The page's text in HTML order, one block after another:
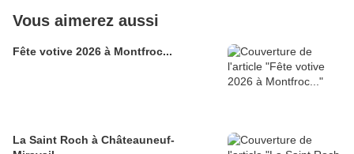
Vous aimerez aussi
Fête votive 2026 à Montfroc...
La Saint Roch à Châteauneuf-